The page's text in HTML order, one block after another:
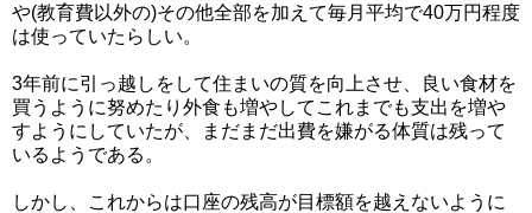
や(教育費以外の)その他全部を加えて毎月平均で40万円程度
は使っていたらしい。
3年前に引っ越しをして住まいの質を向上させ、良い食材を
買うように努めたり外食も増やしてこれまでも支出を増や
すようにしていたが、まだまだ出費を嫌がる体質は残って
いるようである。
しかし、これからは口座の残高が目標額を越えないように